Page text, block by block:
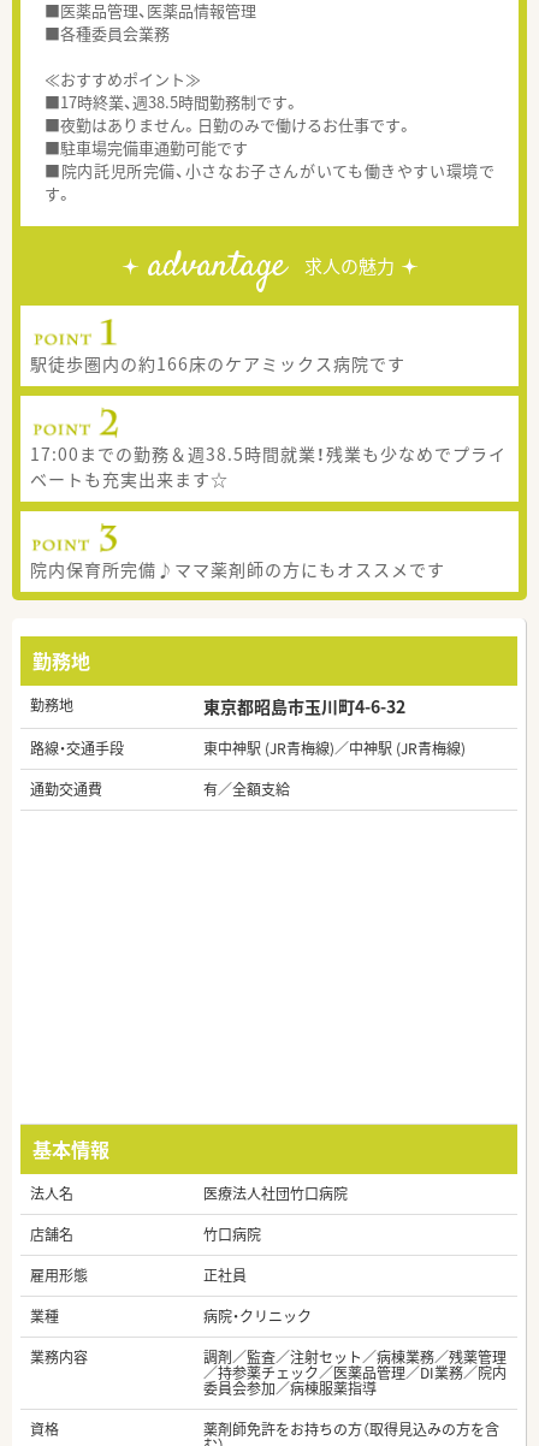
■医薬品管理、医薬品情報管理
■各種委員会業務
≪おすすめポイント≫
■17時終業、週38.5時間勤務制です。
■夜勤はありません。日勤のみで働けるお仕事です。
■駐車場完備車通勤可能です
■院内託児所完備、小さなお子さんがいても働きやすい環境で
す。
advantage 求人の魅力
駅徒歩圏内の約166床のケアミックス病院です
17:00までの勤務＆週38.5時間就業！残業も少なめでプライ
ベートも充実出来ます☆
院内保育所完備♪ママ薬剤師の方にもオススメです
勤務地
勤務地 東京都昭島市玉川町4-6-32
路線・交通手段
東中神駅 (JR青梅線)／中神駅 (JR青梅線)
通勤交通費
有／全額支給
基本情報
法人名
医療法人社団竹口病院
店舗名
竹口病院
雇用形態
正社員
業種
病院・クリニック
業務内容
調剤／監査／注射セット／病棟業務／残薬管理
／持参薬チェック／医薬品管理／DI業務／院内
委員会参加／病棟服薬指導
資格
薬剤師免許をお持ちの方（取得見込みの方を含